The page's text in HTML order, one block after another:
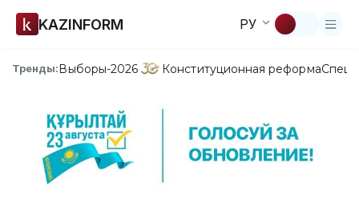
KAZINFORM РУ
Тренды:Выборы-2026 Конституционная реформа